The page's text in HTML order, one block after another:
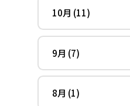
10月 (11)
9月 (7)
8月 (1)